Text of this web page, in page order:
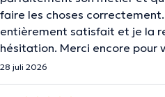
faire les choses
entièrement satisfait et je la
hésitation. Merci encore pour
28 juli 2026